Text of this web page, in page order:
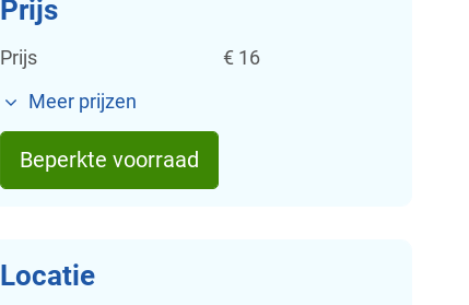
Prijs
Prijs € 16
Meer prijzen
Beperkte voorraad
Locatie